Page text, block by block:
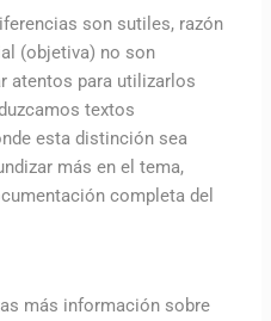
son sutiles, razón
(objetiva) no son
atentos para utilizarlos
textos
esta distinción sea
más en el tema,
completa del
más información sobre